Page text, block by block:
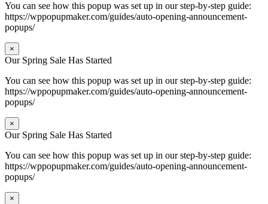
You can see how this popup was set up in our step-by-step guide:
https://wppopupmaker.com/guides/auto-opening-announcement-
popups/
×
Our Spring Sale Has Started
You can see how this popup was set up in our step-by-step guide:
https://wppopupmaker.com/guides/auto-opening-announcement-
popups/
×
Our Spring Sale Has Started
You can see how this popup was set up in our step-by-step guide:
https://wppopupmaker.com/guides/auto-opening-announcement-
popups/
×